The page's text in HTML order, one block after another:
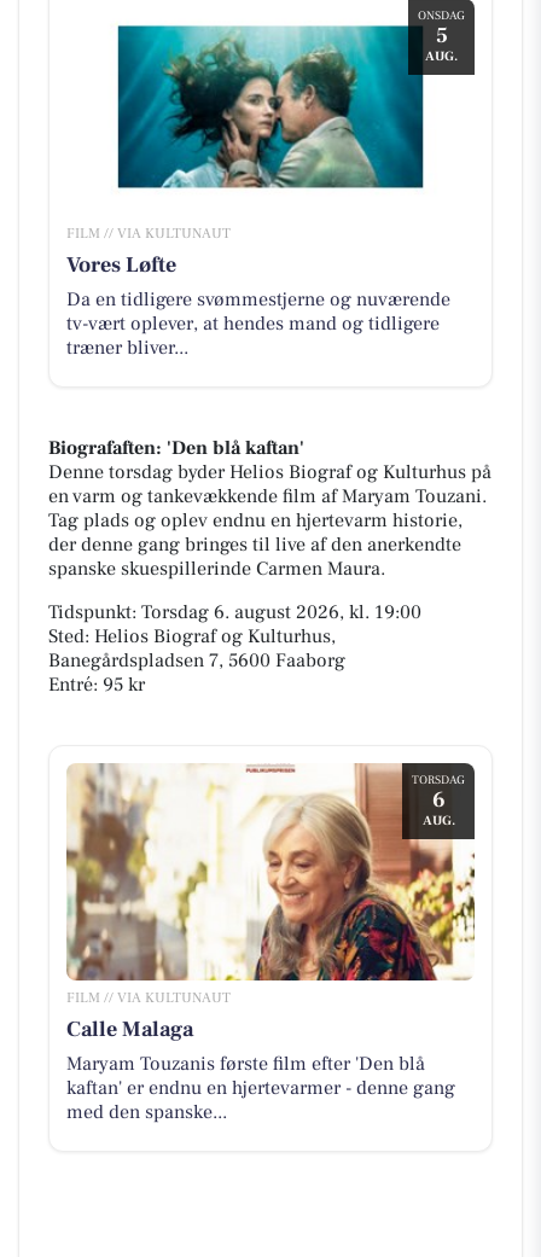
ONSDAG
5
AUG.
FILM // VIA KULTUNAUT
Vores Løfte
Da en tidligere svømmestjerne og nuværende
tv-vært oplever, at hendes mand og tidligere
træner bliver...
Biografaften: 'Den blå kaftan'
Denne torsdag byder Helios Biograf og Kulturhus på
en varm og tankevækkende film af Maryam Touzani.
Tag plads og oplev endnu en hjertevarm historie,
der denne gang bringes til live af den anerkendte
spanske skuespillerinde Carmen Maura.
Tidspunkt: Torsdag 6. august 2026, kl. 19:00
Sted: Helios Biograf og Kulturhus,
Banegårdspladsen 7, 5600 Faaborg
Entré: 95 kr
TORSDAG
6
AUG.
FILM // VIA KULTUNAUT
Calle Malaga
Maryam Touzanis første film efter 'Den blå
kaftan' er endnu en hjertevarmer - denne gang
med den spanske...